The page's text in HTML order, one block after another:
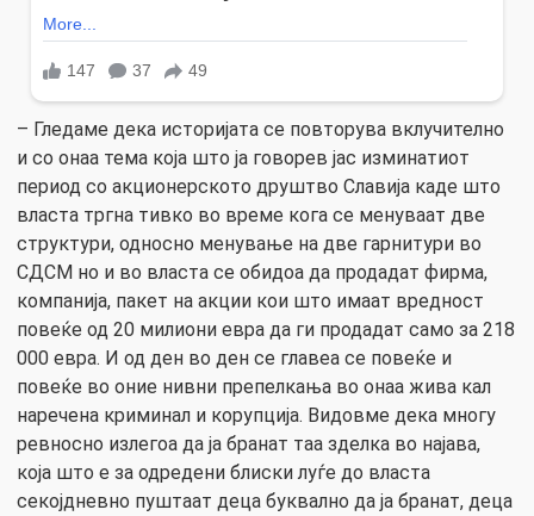
– Гледаме дека историјата се повторува вклучително
и со онаа тема која што ја говорев јас изминатиот
период со акционерското друштво Славија каде што
власта тргна тивко во време кога се менуваат две
структури, односно менување на две гарнитури во
СДСМ но и во власта се обидоа да продадат фирма,
компанија, пакет на акции кои што имаат вредност
повеќе од 20 милиони евра да ги продадат само за 218
000 евра. И од ден во ден се главеа се повеќе и
повеќе во оние нивни препелкања во онаа жива кал
наречена криминал и корупција. Видовме дека многу
ревносно излегоа да ја бранат таа зделка во најава,
која што е за одредени блиски луѓе до власта
секојдневно пуштаат деца буквално да ја бранат, деца